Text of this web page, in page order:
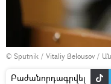
© Sputnik / Vitaliy Belousov /
Բաժանորդագրվել